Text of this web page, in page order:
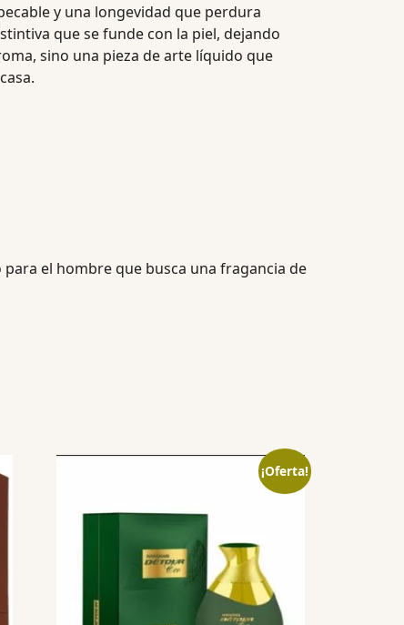
y una longevidad que perdura
que se funde con la piel, dejando
sino una pieza de arte líquido que
el hombre que busca una fragancia de
¡Oferta!